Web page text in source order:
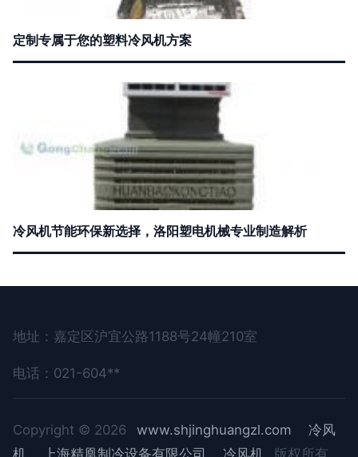
定制专属于您的塑料冷风机方案
冷风机节能环保新选择，洛阳塑电机械专业制造解析
地址：嘉定区沪宜公路1188号24幢210室
电话：021-604**
Copyright © 2026 www.shjinghuangzl.com
冷风
机
上海精凰制冷设备有限公司 冷风机 版权所有